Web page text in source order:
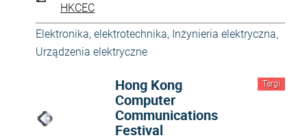
HKCEC
Elektronika, elektrotechnika, Inżynieria elektryczna,
Urządzenia elektryczne
Targi
Hong Kong
Computer
Communications
Festival